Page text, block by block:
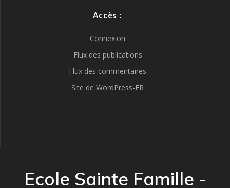
Accès :
Connexion
Flux des publications
Flux des commentaires
Site de WordPress-FR
Ecole Sainte Famille -